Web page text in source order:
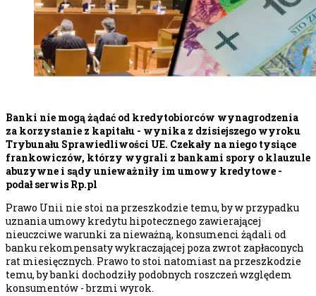
Banki nie mogą żądać od kredytobiorców wynagrodzenia
za korzystanie z kapitału - wynika z dzisiejszego wyroku
Trybunału Sprawiedliwości UE. Czekały na niego tysiące
frankowiczów, którzy wygrali z bankami spory o klauzule
abuzywne i sądy unieważniły im umowy kredytowe -
podał serwis Rp.pl
Prawo Unii nie stoi na przeszkodzie temu, by w przypadku
uznania umowy kredytu hipotecznego zawierającej
nieuczciwe warunki za nieważną, konsumenci żądali od
banku rekompensaty wykraczającej poza zwrot zapłaconych
rat miesięcznych. Prawo to stoi natomiast na przeszkodzie
temu, by banki dochodziły podobnych roszczeń względem
konsumentów - brzmi wyrok.